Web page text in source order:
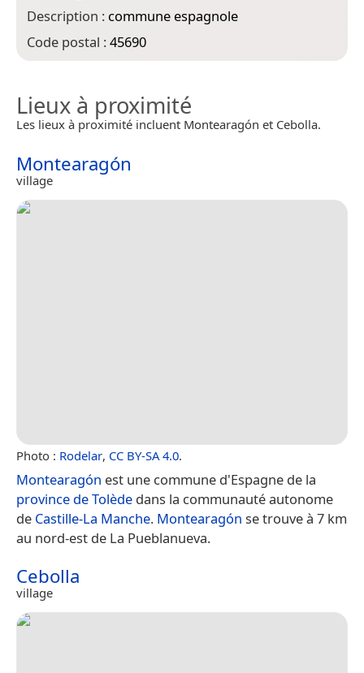
Description : commune espagnole
Code postal :45690
Lieux à proximité
Les lieux à proximité incluent Montearagón et Cebolla.
Montearagón
village
Photo : Rodelar, CC BY-SA 4.0.
Montearagón est une commune d'Espagne de la
province de Tolède dans la communauté autonome
de Castille-La Manche. Montearagón se trouve à 7 km
au nord-est de La Pueblanueva.
Cebolla
village